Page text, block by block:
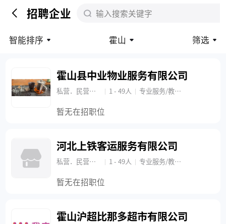
招聘企业 输入搜索关键字
智能排序 霍山 筛选
霍山县中业物业服务有限公司
私营．民营企业 | 1 - 49人 | 专业服务/教育/培训/专业服务(咨询、人力资源、财会)
暂无在招职位
河北上铁客运服务有限公司
私营．民营企业 | 1 - 49人 | 专业服务/教育/培训/专业服务(咨询、人力资源、财会)
暂无在招职位
霍山沪超比那多超市有限公司